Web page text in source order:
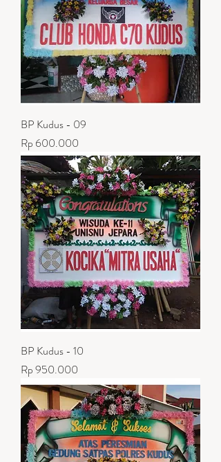
BP Kudus - 09
Harga
Rp 600.000
BP Kudus - 10
Harga
Rp 950.000